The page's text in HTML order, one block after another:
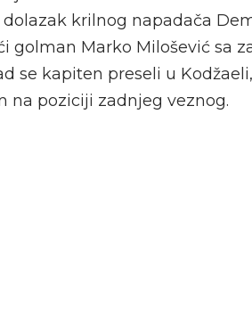
krilnog napadača
golman Marko Milošević sa
se kapiten preseli u
na poziciji zadnjeg veznog.